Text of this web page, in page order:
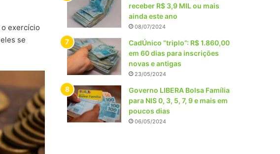
exercício
se
receber R$ 3,9 MIL ou mais
ainda este ano
08/07/2024
CadÚnico “triplo”: R$ 1.860,00
em 60 dias para inscrições
novas e antigas
23/05/2024
Governo LIBERA Bolsa Família
para NIS 0, 3, 5, 7, 9 e mais em
poucos dias
06/05/2024